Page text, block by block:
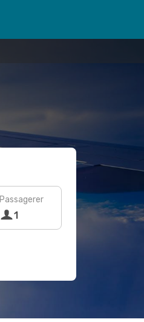
Passagerer
1